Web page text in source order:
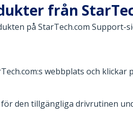
från
på StarTech.com Support-
webbplats och klickar
den tillgängliga drivrutinen